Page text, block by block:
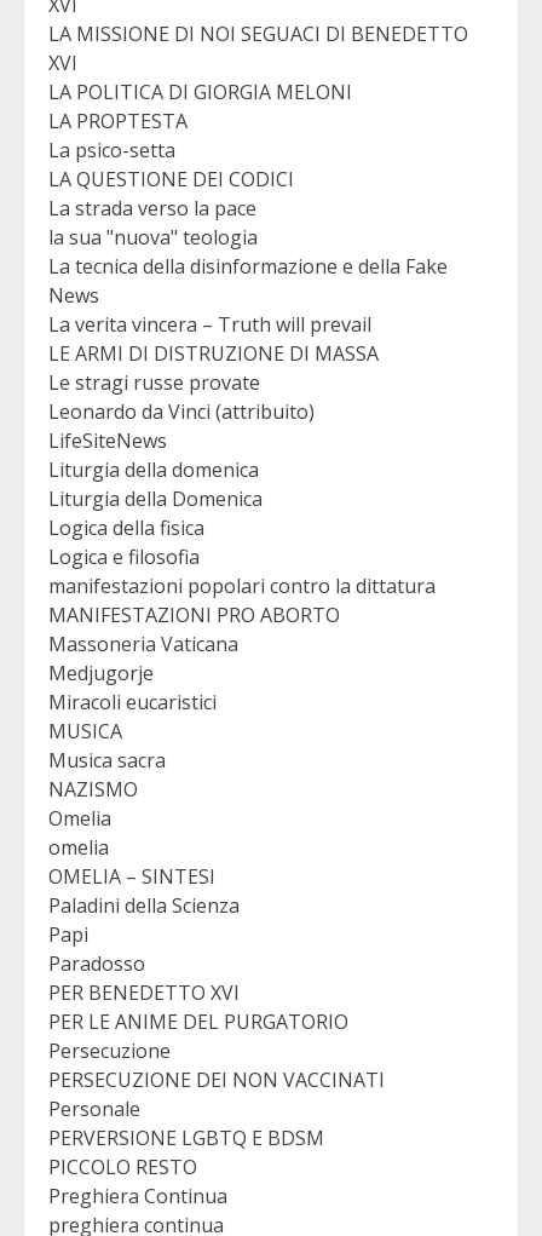
LA MISSIONE DI NOI SEGUACI DI BENEDETTO
XVI
LA POLITICA DI GIORGIA MELONI
LA PROPTESTA
La psico-setta
LA QUESTIONE DEI CODICI
La strada verso la pace
la sua "nuova" teologia
La tecnica della disinformazione e della Fake
News
La verita vincera – Truth will prevail
LE ARMI DI DISTRUZIONE DI MASSA
Le stragi russe provate
Leonardo da Vinci (attribuito)
LifeSiteNews
Liturgia della domenica
Liturgia della Domenica
Logica della fisica
Logica e filosofia
manifestazioni popolari contro la dittatura
MANIFESTAZIONI PRO ABORTO
Massoneria Vaticana
Medjugorje
Miracoli eucaristici
MUSICA
Musica sacra
NAZISMO
Omelia
omelia
OMELIA – SINTESI
Paladini della Scienza
Papi
Paradosso
PER BENEDETTO XVI
PER LE ANIME DEL PURGATORIO
Persecuzione
PERSECUZIONE DEI NON VACCINATI
Personale
PERVERSIONE LGBTQ E BDSM
PICCOLO RESTO
Preghiera Continua
preghiera continua